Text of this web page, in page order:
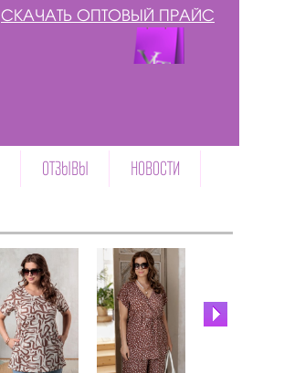
СКАЧАТЬ ОПТОВЫЙ ПРАЙС
ОТЗЫВЫ НОВОСТИ